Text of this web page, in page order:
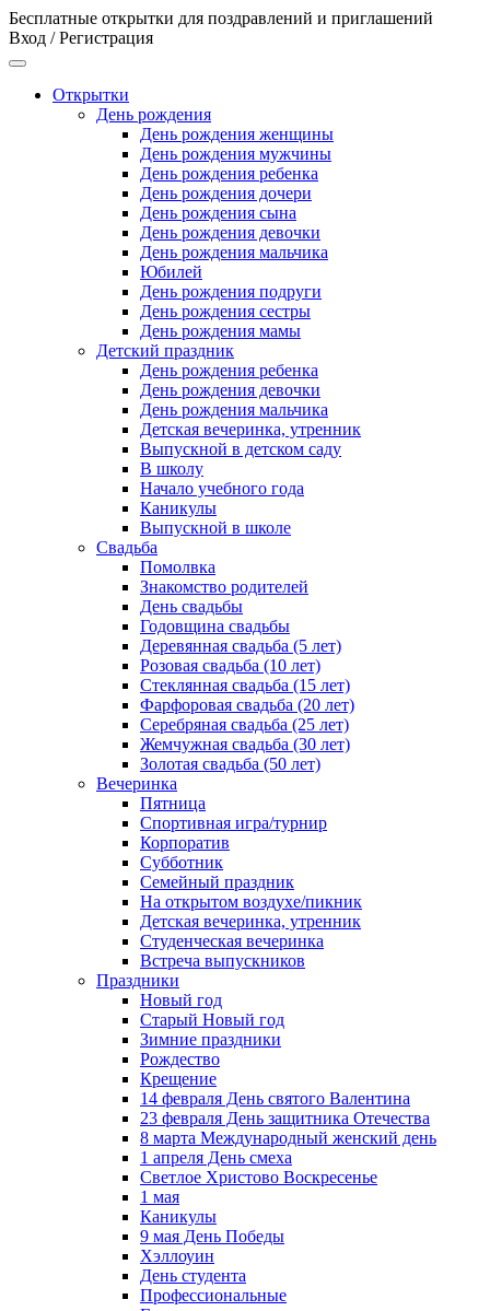
Бесплатные открытки для поздравлений и приглашений
Вход / Регистрация
Открытки
День рождения
День рождения женщины
День рождения мужчины
День рождения ребенка
День рождения дочери
День рождения сына
День рождения девочки
День рождения мальчика
Юбилей
День рождения подруги
День рождения сестры
День рождения мамы
Детский праздник
День рождения ребенка
День рождения девочки
День рождения мальчика
Детская вечеринка, утренник
Выпускной в детском саду
В школу
Начало учебного года
Каникулы
Выпускной в школе
Свадьба
Помолвка
Знакомство родителей
День свадьбы
Годовщина свадьбы
Деревянная свадьба (5 лет)
Розовая свадьба (10 лет)
Стеклянная свадьба (15 лет)
Фарфоровая свадьба (20 лет)
Серебряная свадьба (25 лет)
Жемчужная свадьба (30 лет)
Золотая свадьба (50 лет)
Вечеринка
Пятница
Спортивная игра/турнир
Корпоратив
Субботник
Семейный праздник
На открытом воздухе/пикник
Детская вечеринка, утренник
Студенческая вечеринка
Встреча выпускников
Праздники
Новый год
Старый Новый год
Зимние праздники
Рождество
Крещение
14 февраля День святого Валентина
23 февраля День защитника Отечества
8 марта Международный женский день
1 апреля День смеха
Светлое Христово Воскресенье
1 мая
Каникулы
9 мая День Победы
Хэллоуин
День студента
Профессиональные